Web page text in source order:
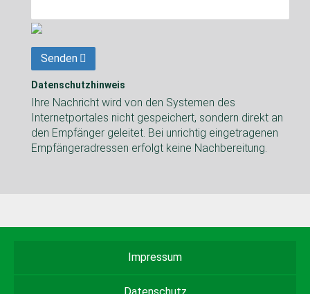
Senden
Datenschutzhinweis
Ihre Nachricht wird von den Systemen des
Internetportales nicht gespeichert, sondern direkt an
den Empfänger geleitet. Bei unrichtig eingetragenen
Empfängeradressen erfolgt keine Nachbereitung.
Impressum